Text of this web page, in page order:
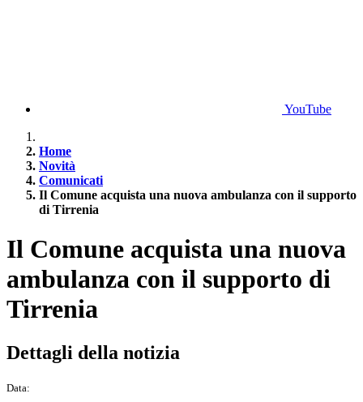
YouTube
Home
Novità
Comunicati
Il Comune acquista una nuova ambulanza con il supporto
di Tirrenia
Il Comune acquista una nuova
ambulanza con il supporto di
Tirrenia
Dettagli della notizia
Data: